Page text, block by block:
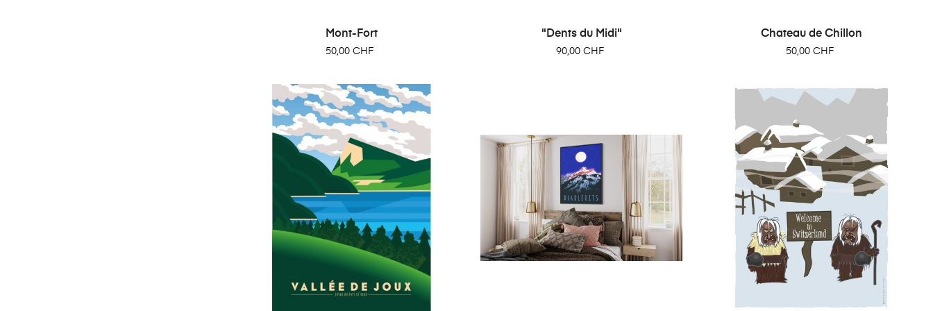
Mont-Fort
Prix
50,00 CHF
"Dents du Midi"
Prix
90,00 CHF
Chateau de Chillon
Prix
50,00 CHF